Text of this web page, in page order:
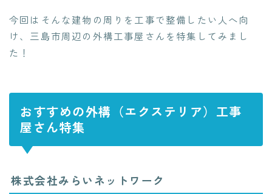
今回はそんな建物の周りを工事で整備したい人へ向
け、 三島市周辺の外構工事屋さんを特集 してみまし
た！
おすすめの外構（エクステリア）工事
屋さん特集
株式会社みらいネットワーク